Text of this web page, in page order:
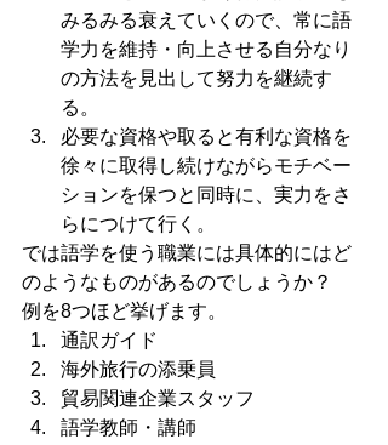
みるみる衰えていくので、常に語
学力を維持・向上させる自分なり
の方法を見出して努力を継続す
る。
必要な資格や取ると有利な資格を
徐々に取得し続けながらモチベー
ションを保つと同時に、実力をさ
らにつけて行く。
では語学を使う職業には具体的にはど
のようなものがあるのでしょうか？
例を8つほど挙げます。
通訳ガイド
海外旅行の添乗員
貿易関連企業スタッフ
語学教師・講師